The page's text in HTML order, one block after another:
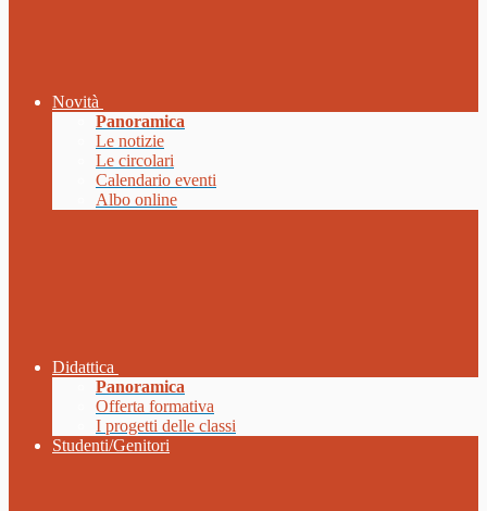
Novità
Panoramica
Le notizie
Le circolari
Calendario eventi
Albo online
Didattica
Panoramica
Offerta formativa
I progetti delle classi
Studenti/Genitori